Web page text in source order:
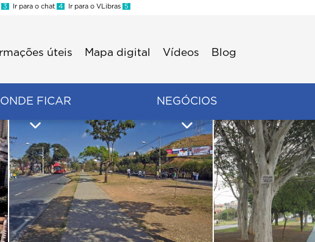
3 Ir para o chat 4 Ir para o VLibras 5
úteis Mapa digital Vídeos Blog
ONDE FICAR NEGÓCIOS